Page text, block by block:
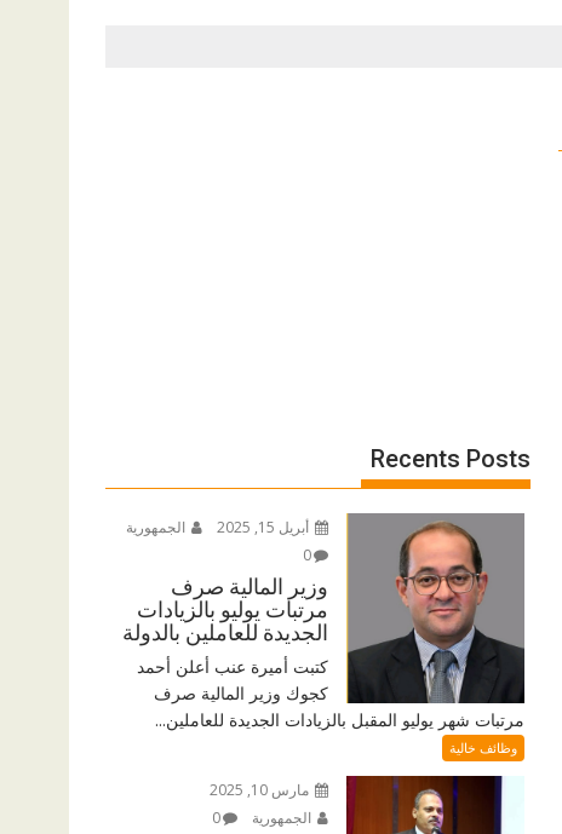
Recents Posts
أبريل 15, 2025
الجمهورية
0
وزير المالية صرف
مرتبات يوليو بالزيادات
الجديدة للعاملين بالدولة
كتبت أميرة عنب أعلن أحمد
كجوك وزير المالية صرف
مرتبات شهر يوليو المقبل بالزيادات الجديدة للعاملين...
وظائف خالية
مارس 10, 2025
الجمهورية
0